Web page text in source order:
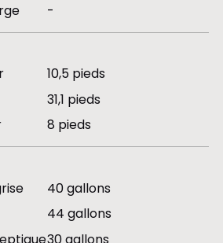
-
10,5 pieds
31,1 pieds
8 pieds
40 gallons
44 gallons